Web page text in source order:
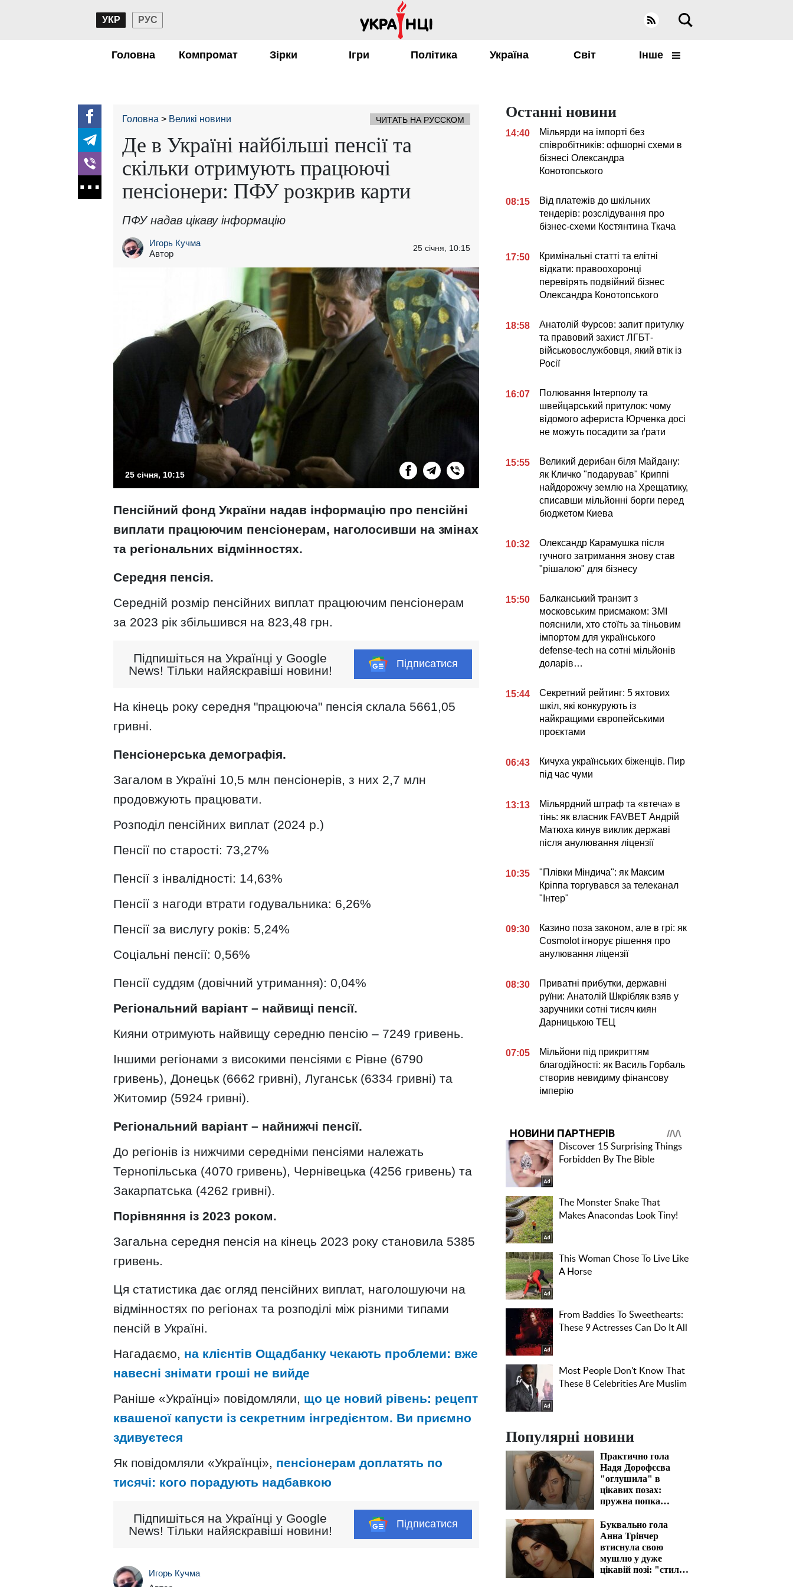
УКР РУС
Головна Компромат Зірки Ігри Політика Україна Світ Інше
Головна Великі новини ЧИТАТЬ НА РУССКОМ
Де в Україні найбільші пенсії та
скільки отримують працюючі
пенсіонери: ПФУ розкрив карти
ПФУ надав цікаву інформацію
Игорь Кучма
Автор
25 січня, 10:15
25 січня, 10:15
Пенсійний фонд України надав інформацію про пенсійні
виплати працюючим пенсіонерам, наголосивши на змінах
та регіональних відмінностях.
Середня пенсія.
Середній розмір пенсійних виплат працюючим пенсіонерам
за 2023 рік збільшився на 823,48 грн.
Підпишіться на Українці у Google
News! Тільки найяскравіші новини!
Підписатися
На кінець року середня "працююча" пенсія склала 5661,05
гривні.
Пенсіонерська демографія.
Загалом в Україні 10,5 млн пенсіонерів, з них 2,7 млн
продовжують працювати.
Розподіл пенсійних виплат (2024 р.)
Пенсії по старості: 73,27%
Пенсії з інвалідності: 14,63%
Пенсії з нагоди втрати годувальника: 6,26%
Пенсії за вислугу років: 5,24%
Соціальні пенсії: 0,56%
Пенсії суддям (довічний утримання): 0,04%
Регіональний варіант – найвищі пенсії.
Кияни отримують найвищу середню пенсію – 7249 гривень.
Іншими регіонами з високими пенсіями є Рівне (6790
гривень), Донецьк (6662 гривні), Луганськ (6334 гривні) та
Житомир (5924 гривні).
Регіональний варіант – найнижчі пенсії.
До регіонів із нижчими середніми пенсіями належать
Тернопільська (4070 гривень), Чернівецька (4256 гривень) та
Закарпатська (4262 гривні).
Порівняння із 2023 роком.
Загальна середня пенсія на кінець 2023 року становила 5385
гривень.
Ця статистика дає огляд пенсійних виплат, наголошуючи на
відмінностях по регіонах та розподілі між різними типами
пенсій в Україні.
Нагадаємо, на клієнтів Ощадбанку чекають проблеми: вже
навесні знімати гроші не вийде
Раніше «Українці» повідомляли, що це новий рівень: рецепт
квашеної капусти із секретним інгредієнтом. Ви приємно
здивуєтеся
Як повідомляли «Українці», пенсіонерам доплатять по
тисячі: кого порадують надбавкою
Підпишіться на Українці у Google
News! Тільки найяскравіші новини!
Підписатися
Игорь Кучма
Останні новини
14:40
Мільярди на імпорті без
співробітників: офшорні схеми в
бізнесі Олександра
Конотопського
08:15
Від платежів до шкільних
тендерів: розслідування про
бізнес-схеми Костянтина Ткача
17:50
Кримінальні статті та елітні
відкати: правоохоронці
перевірять подвійний бізнес
Олександра Конотопського
18:58
Анатолій Фурсов: запит притулку
та правовий захист ЛГБТ-
військовослужбовця, який втік із
Росії
16:07
Полювання Інтерполу та
швейцарський притулок: чому
відомого афериста Юрченка досі
не можуть посадити за ґрати
15:55
Великий дерибан біля Майдану:
як Кличко "подарував" Криппі
найдорожчу землю на Хрещатику,
списавши мільйонні борги перед
бюджетом Киева
10:32
Олександр Карамушка після
гучного затримання знову став
"рішалою" для бізнесу
15:50
Балканський транзит з
московським присмаком: ЗМІ
пояснили, хто стоїть за тіньовим
імпортом для українського
defense-tech на сотні мільйонів
доларів…
15:44
Секретний рейтинг: 5 яхтових
шкіл, які конкурують із
найкращими європейськими
проєктами
06:43
Кичуха українських біженців. Пир
під час чуми
13:13
Мільярдний штраф та «втеча» в
тінь: як власник FAVBET Андрій
Матюха кинув виклик державі
після анулювання ліцензії
10:35
"Плівки Міндича": як Максим
Кріппа торгувався за телеканал
"Інтер"
09:30
Казино поза законом, але в грі: як
Cosmolot ігнорує рішення про
анулювання ліцензії
08:30
Приватні прибутки, державні
руїни: Анатолій Шкрібляк взяв у
заручники сотні тисяч киян
Дарницькою ТЕЦ
07:05
Мільйони під прикриттям
благодійності: як Василь Горбаль
створив невидиму фінансову
імперію
Популярні новини
Практично гола
Надя Дорофєєва
"оглушила" в
цікавих позах:
пружна попка
Буквально гола
Анна Трінчер
втиснула свою
мушлю у дуже
цікавій позі: "стиль